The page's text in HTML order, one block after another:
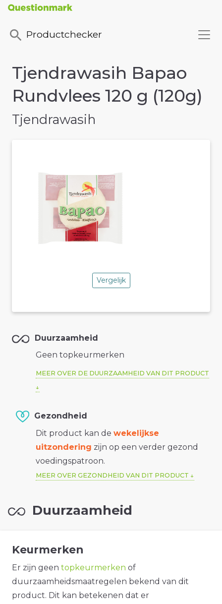
Productchecker
Tjendrawasih Bapao
Rundvlees 120 g (120g)
Tjendrawasih
Vergelijk
Duurzaamheid
Geen topkeurmerken
MEER OVER DE DUURZAAMHEID VAN DIT PRODUCT
Gezondheid
Dit product kan de wekelijkse
uitzondering zijn op een verder gezond
voedingspatroon.
MEER OVER GEZONDHEID VAN DIT PRODUCT
Duurzaamheid
Keurmerken
Er zijn geen topkeurmerken of
duurzaamheidsmaatregelen bekend van dit
product. Dit kan betekenen dat er